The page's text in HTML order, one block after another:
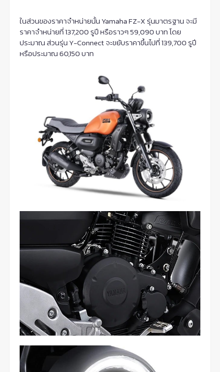
ในส่วนของราคาจำหน่ายนั้น Yamaha FZ-X รุ่นมาตรฐาน จะมี
ราคาจำหน่ายที่ 137,200 รูปี หรือราวๆ 59,090 บาท โดย
ประมาณ ส่วนรุ่น Y-Connect จะขยับราคาขึ้นไปที่ 139,700 รูปี
หรือประมาณ 60,150 บาท